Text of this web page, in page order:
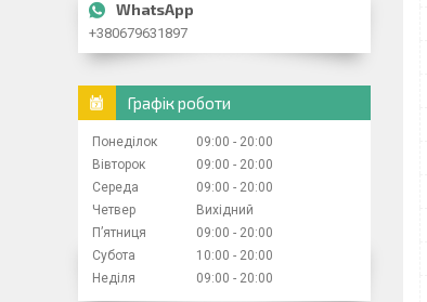
+380679631897
Графік роботи
Понеділок 09:00
20:00
Вівторок
09:00
20:00
Середа
09:00
20:00
Четвер
Вихідний
Пʼятниця
09:00
20:00
Субота
10:00
20:00
Неділя
09:00 20:00